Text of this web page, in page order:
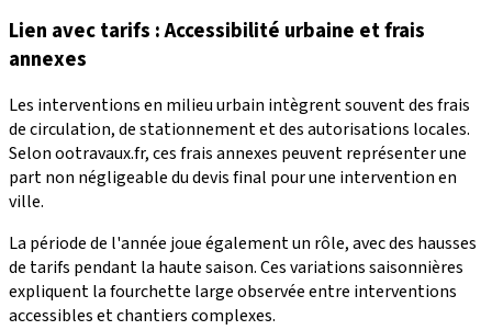
Lien avec tarifs : Accessibilité urbaine et frais
annexes
Les interventions en milieu urbain intègrent souvent des frais
de circulation, de stationnement et des autorisations locales.
Selon ootravaux.fr, ces frais annexes peuvent représenter une
part non négligeable du devis final pour une intervention en
ville.
La période de l'année joue également un rôle, avec des hausses
de tarifs pendant la haute saison. Ces variations saisonnières
expliquent la fourchette large observée entre interventions
accessibles et chantiers complexes.